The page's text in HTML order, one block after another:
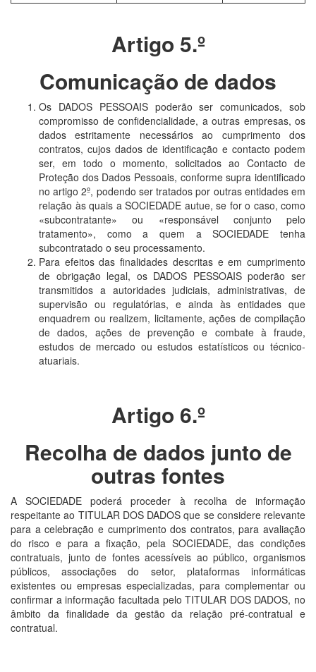
Artigo 5.º
Comunicação de dados
Os DADOS PESSOAIS poderão ser comunicados, sob
compromisso de confidencialidade, a outras empresas, os
dados estritamente necessários ao cumprimento dos
contratos, cujos dados de identificação e contacto podem
ser, em todo o momento, solicitados ao Contacto de
Proteção dos Dados Pessoais, conforme supra identificado
no artigo 2º, podendo ser tratados por outras entidades em
relação às quais a SOCIEDADE autue, se for o caso, como
«subcontratante» ou «responsável conjunto pelo
tratamento», como a quem a SOCIEDADE tenha
subcontratado o seu processamento.
Para efeitos das finalidades descritas e em cumprimento
de obrigação legal, os DADOS PESSOAIS poderão ser
transmitidos a autoridades judiciais, administrativas, de
supervisão ou regulatórias, e ainda às entidades que
enquadrem ou realizem, licitamente, ações de compilação
de dados, ações de prevenção e combate à fraude,
estudos de mercado ou estudos estatísticos ou técnico-
atuariais.
Artigo 6.º
Recolha de dados junto de
outras fontes
A SOCIEDADE poderá proceder à recolha de informação
respeitante ao TITULAR DOS DADOS que se considere relevante
para a celebração e cumprimento dos contratos, para avaliação
do risco e para a fixação, pela SOCIEDADE, das condições
contratuais, junto de fontes acessíveis ao público, organismos
públicos, associações do setor, plataformas informáticas
existentes ou empresas especializadas, para complementar ou
confirmar a informação facultada pelo TITULAR DOS DADOS, no
âmbito da finalidade da gestão da relação pré-contratual e
contratual.